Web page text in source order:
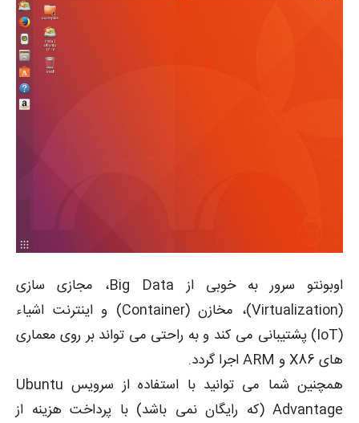
اوبونتو سرور به خوبی از Big Data، مجازی سازی
(Virtualization)، مخازن (Container) و اینترنت اشیاء
(IoT) پشتیبانی می کند و به راحتی می تواند بر روی معماری
های X86 و ARM اجرا گردد.
همچنین شما می توانید با استفاده از سرویس Ubuntu
Advantage (که رایگان نمی باشد) با پرداخت هزینه از